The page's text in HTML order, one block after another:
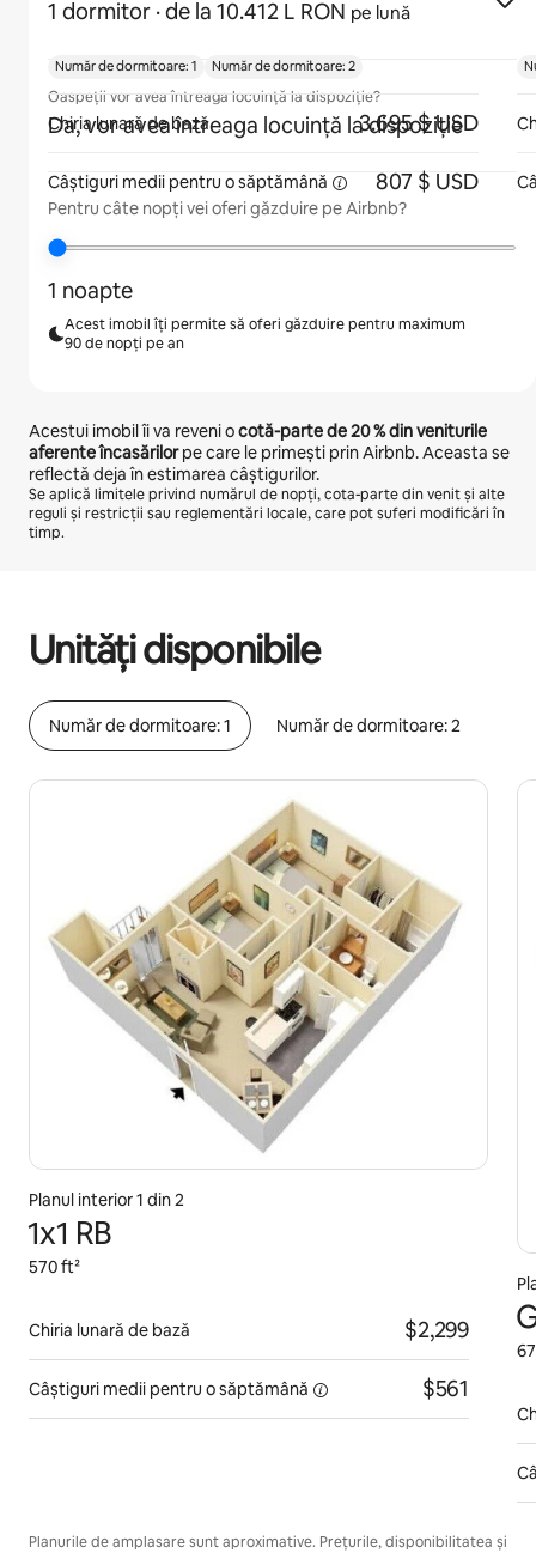
1 dormitor · de la 10.412 L RON pe lună
Oaspeții vor avea întreaga locuință la dispoziție?
Da, vor avea întreaga locuință la dispoziție
Pentru câte nopți vei oferi găzduire pe Airbnb?
1 noapte
Acest imobil îți permite să oferi găzduire pentru maximum
90 de nopți pe an
Acestui imobil îi va reveni ocotă-parte de20 %din veniturile
aferente încasărilorpe care le primești prin Airbnb. Aceasta se
reflectă deja în estimarea câștigurilor.
Se aplică limitele privind numărul de nopți, cota-parte din venit și alte
reguli și restricții sau reglementări locale, care pot suferi modificări în
timp.
Unități disponibile
Număr de dormitoare: 1 Număr de dormitoare: 2
Planul interior 1 din 2
1x1 RB
570 ft²
Chiria lunară de bază $2,299
Câștiguri medii pentru o săptămână $561
Planurile de amplasare sunt aproximative. Prețurile, disponibilitatea și
Număr de dormitoare: 1 Număr de dormitoare: 2
Chiria lunară de bază 3.695 $ USD
Câștiguri medii pentru o săptămână 807 $ USD